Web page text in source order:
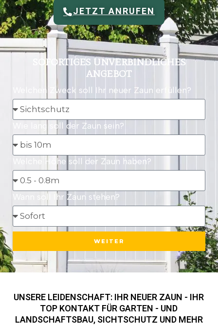
JETZT ANRUFEN
SOFORTIGES UNVERBINDLICHES
ANGEBOT
Welchen Zweck soll Ihr neuer Zaun erfüllen?
Wie lang soll der Zaun sein?
Welche Höhe soll der Zaun haben?
Wann soll Ihr Zaun stehen?
WEITER
UNSERE LEIDENSCHAFT: IHR NEUER ZAUN - IHR
TOP KONTAKT FÜR GARTEN - UND
LANDSCHAFTSBAU, SICHTSCHUTZ UND MEHR